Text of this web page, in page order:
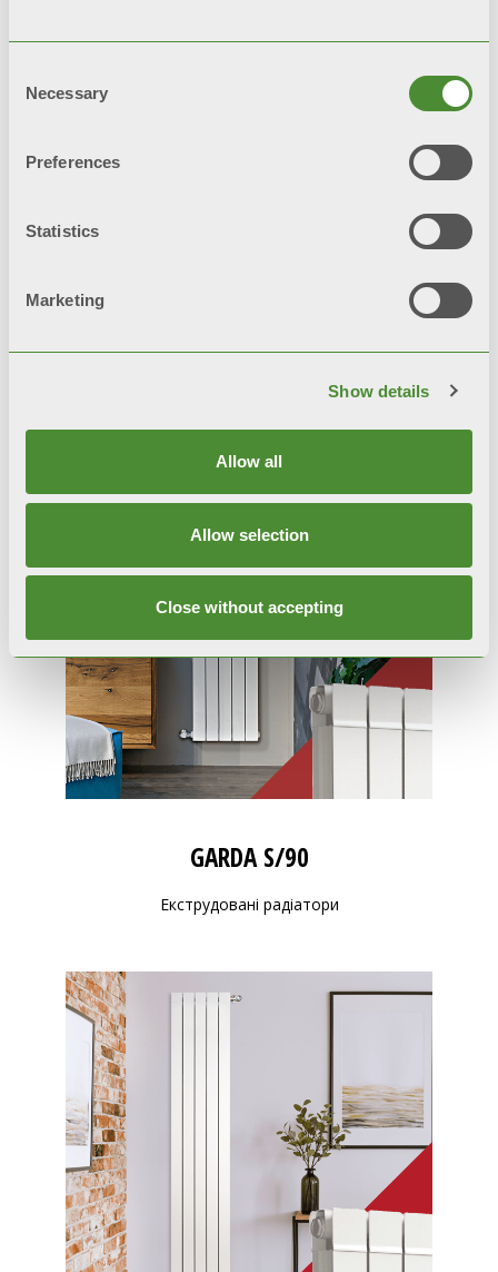
Selection
Necessary
Preferences
Statistics
Marketing
Show details
Allow all
Allow selection
Close without accepting
GARDA S/90
Екструдовані радіатори